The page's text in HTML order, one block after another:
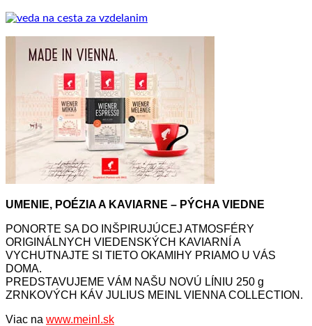
UMENIE, POÉZIA A KAVIARNE – PÝCHA VIEDNE
PONORTE SA DO INŠPIRUJÚCEJ ATMOSFÉRY
ORIGINÁLNYCH VIEDENSKÝCH KAVIARNÍ A
VYCHUTNAJTE SI TIETO OKAMIHY PRIAMO U VÁS
DOMA.
PREDSTAVUJEME VÁM NAŠU NOVÚ LÍNIU 250 g
ZRNKOVÝCH KÁV JULIUS MEINL VIENNA COLLECTION.
Viac na www.meinl.sk